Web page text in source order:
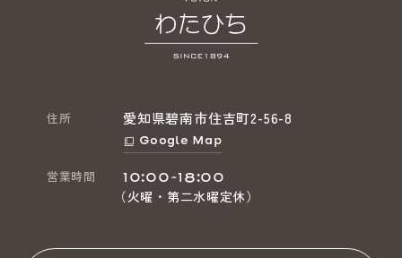
住所 愛知県碧南市住吉町2-56-8
Google Map
営業時間 10:00~18:00
（火曜・第二水曜定休）